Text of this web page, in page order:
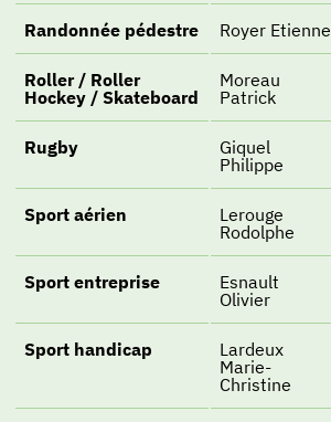
Randonnée pédestre Royer Etienne
Roller / Roller
Hockey / Skateboard
Moreau
Patrick
Rugby
Giquel
Philippe
Sport aérien
Lerouge
Rodolphe
Sport entreprise
Esnault
Olivier
Sport handicap
Lardeux
Marie-
Christine